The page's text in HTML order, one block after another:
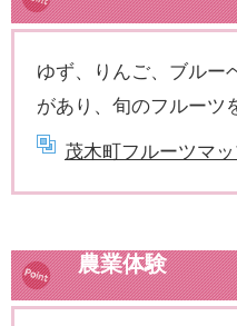
ゆず、りんご、ブルー
があり、旬のフルーツ
茂木町フルーツマ
農業体験